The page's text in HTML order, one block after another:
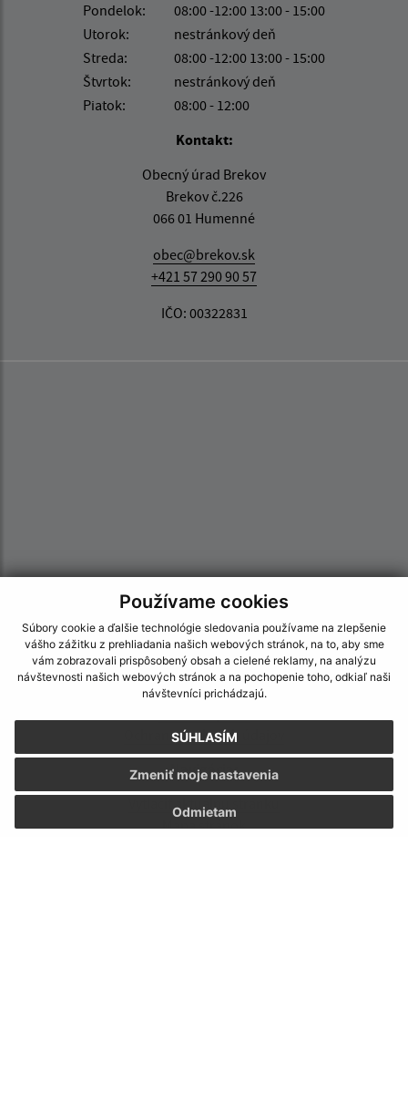
Používame cookies
Súbory cookie a ďalšie technológie sledovania používame na zlepšenie
vášho zážitku z prehliadania našich webových stránok, na to, aby sme
vám zobrazovali prispôsobený obsah a cielené reklamy, na analýzu
návštevnosti našich webových stránok a na pochopenie toho, odkiaľ naši
návštevníci prichádzajú.
SÚHLASÍM
Odmietam
Zmeniť moje nastavenia
Pondelok:
08:00 -12:00 13:00 - 15:00
Utorok:
nestránkový deň
Streda:
08:00 -12:00 13:00 - 15:00
Štvrtok:
nestránkový deň
Piatok:
08:00 - 12:00
Kontakt:
Obecný úrad Brekov
Brekov č.226
066 01 Humenné
obec@brekov.sk
+421 57 290 90 57
IČO: 00322831
Informácie o stránke:
Vyhlásenie o prístupnosti
Ochrana osobných údajov
Navigácia:
Vytlačiť aktuálnu stránku
Mapa stránok